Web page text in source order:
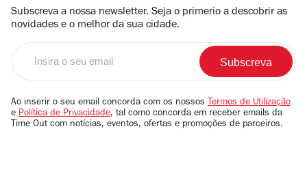
Subscreva a nossa newsletter. Seja o primerio a descobrir as
novidades e o melhor da sua cidade.
email
Ao inserir o seu email concorda com os nossos Termos de Utilização
e Política de Privacidade, tal como concorda em receber emails da
Time Out com notícias, eventos, ofertas e promoções de parceiros.